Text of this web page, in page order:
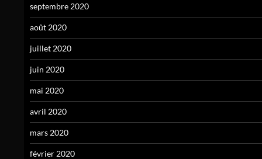
septembre 2020
août 2020
juillet 2020
juin 2020
mai 2020
avril 2020
mars 2020
février 2020